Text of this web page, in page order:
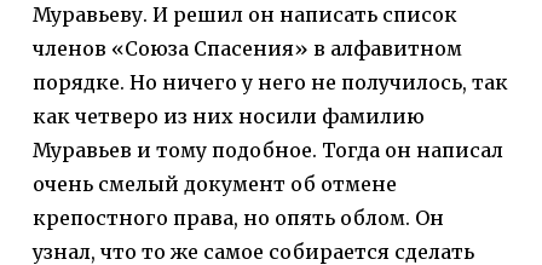
Муравьеву. И решил он написать список
членов «Союза Спасения» в алфавитном
порядке. Но ничего у него не получилось, так
как четверо из них носили фамилию
Муравьев и тому подобное. Тогда он написал
очень смелый документ об отмене
крепостного права, но опять облом. Он
узнал, что то же самое собирается сделать